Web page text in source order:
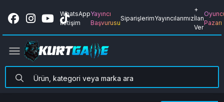
WhatsApp
İletişim
Yayıncı
Başvurusu
SiparişlerimYayıncılarımız
+
İlan
Ver
Pazarı